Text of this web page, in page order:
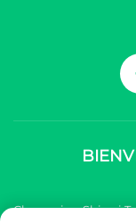
Chongqing Shiwei